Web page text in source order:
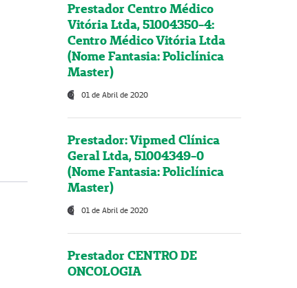
Prestador Centro Médico
Vitória Ltda, 51004350-4:
Centro Médico Vitória Ltda
(Nome Fantasia: Policlínica
Master)
01 de Abril de 2020
Prestador: Vipmed Clínica
Geral Ltda, 51004349-0
(Nome Fantasia: Policlínica
Master)
01 de Abril de 2020
Prestador CENTRO DE
ONCOLOGIA